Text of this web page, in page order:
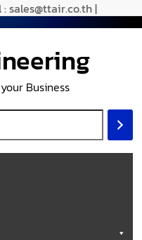
sales@ttair.co.th |
Business